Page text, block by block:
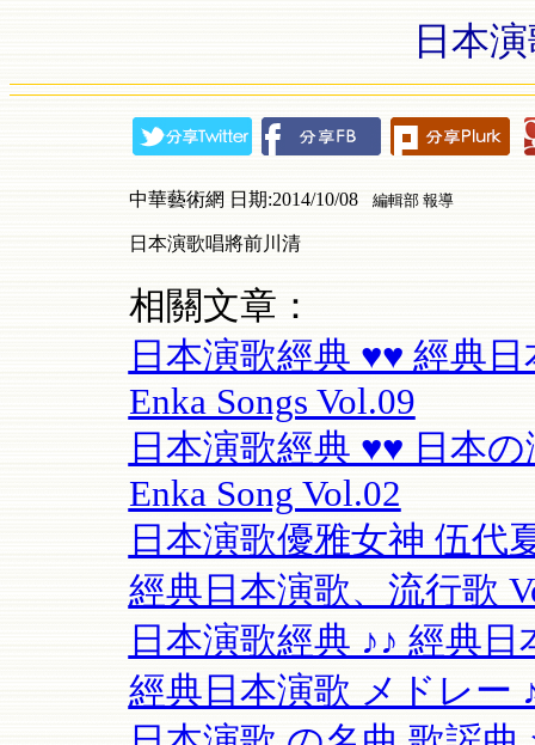
日本
中華藝術網 日期:2014/10/08 編輯部 報導
日本演歌唱將前川清
相關文章：
日本演歌經典 ♥♥ 經典日
Enka Songs Vol.09
日本演歌經典 ♥♥ 日本
Enka Song Vol.02
日本演歌優雅女神 伍代
經典日本演歌、流行歌
日本演歌經典 ♪♪ 經典
經典日本演歌 メドレー